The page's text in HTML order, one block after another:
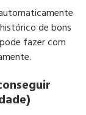
de bons
fazer com